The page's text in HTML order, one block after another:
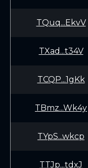
TQuq...EkvV
TXad...t34V
TCQP...1gKk
TBmz...Wk4y
TYpS...wkcp
TTJp...tdxJ